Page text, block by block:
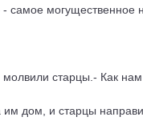
- самое могущественное
молвили старцы.- Как
им дом, и старцы